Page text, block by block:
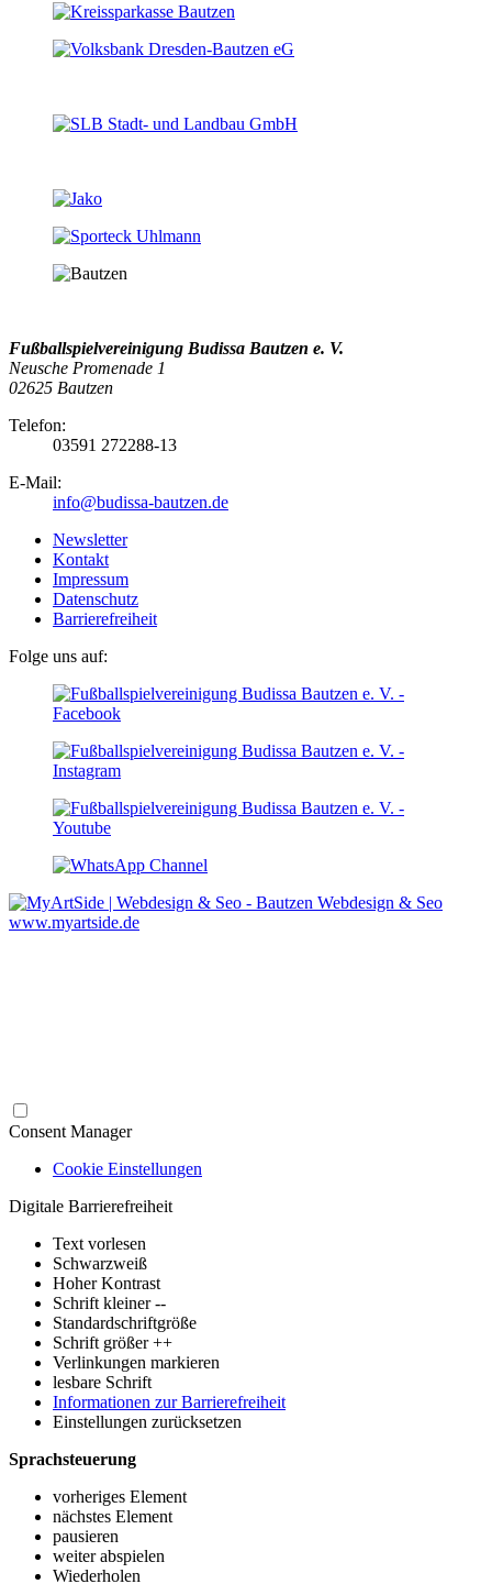
Fußballspielvereinigung Budissa Bautzen e. V.
Neusche Promenade 1
02625 Bautzen
Telefon:
03591 272288-13
E-Mail:
info@budissa-bautzen.de
Newsletter
Kontakt
Impressum
Datenschutz
Barrierefreiheit
Folge uns auf:
Webdesign & Seo
www.myartside.de
Consent Manager
Cookie Einstellungen
Digitale Barrierefreiheit
Text vorlesen
Schwarzweiß
Hoher Kontrast
Schrift kleiner --
Standardschriftgröße
Schrift größer ++
Verlinkungen markieren
lesbare Schrift
Informationen zur Barrierefreiheit
Einstellungen zurücksetzen
Sprachsteuerung
vorheriges Element
nächstes Element
pausieren
weiter abspielen
Wiederholen